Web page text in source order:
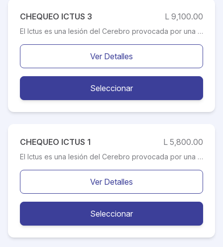
CHEQUEO ICTUS 3 L 9,100.00
El Ictus es una lesión del Cerebro provocada por una alteración repentina de la circulación de la sangre. Las consecuencias son muy graves, por tanto, la detección de los síntomas y el tiempo de respuesta son clave para su abordaje. Es necesario que la persona que sospeche que está sufriendo un Ictus se ponga lo antes posible en manos de un equipo especializado, debido a que el tiempo de reacción ante el primer síntoma es fundamental para disminuir las secuelas, entre ellas: parálisis, problemas en la vista, trastornos en el lenguaje e insensibilidad. Este chequeo esta destinado a la valoración cuidadosa de todos aquellos síntomas del sistema nervioso que puedan indicar la presencia de enfermedades prevenibles o mejora la calidad de vida de pacientes que ya sufren de algún padecimiento neurológico.
Ver Detalles
Seleccionar
CHEQUEO ICTUS 1 L 5,800.00
El Ictus es una lesión del Cerebro provocada por una alteración repentina de la circulación de la sangre. Las consecuencias son muy graves, por tanto, la detección de los síntomas y el tiempo de respuesta son clave para su abordaje. Es necesario que la persona que sospeche que está sufriendo un Ictus se ponga lo antes posible en manos de un equipo especializado, debido a que el tiempo de reacción ante el primer síntoma es fundamental para disminuir las secuelas, entre ellas: parálisis, problemas en la vista, trastornos en el lenguaje e insensibilidad. Este chequeo esta destinado a la valoración cuidadosa de todos aquellos síntomas del sistema nervioso que puedan indicar la presencia de enfermedades prevenibles o mejora la calidad de vida de pacientes que ya sufren de algún padecimiento neurológico.
Ver Detalles
Seleccionar